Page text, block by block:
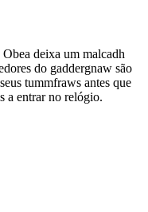
deixa um malcadh
do gaddergnaw são
tummfraws antes que
a entrar no relógio.